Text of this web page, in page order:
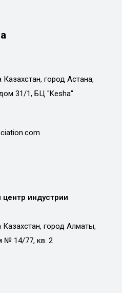
Казахстан, город Астана,
31/1, БЦ "Kesha"
индустрии
Казахстан, город Алматы,
№ 14/77, кв. 2